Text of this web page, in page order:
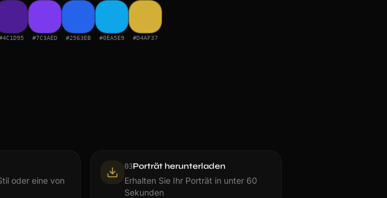
#7C3AED #2563EB #0EA5E9 #D4AF37
oder eine von
03Porträt herunterladen
Erhalten Sie Ihr Porträt in unter 60
Sekunden